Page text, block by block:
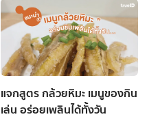
แจกสูตร กล้วยหิมะ เมนูของกิน
เล่น อร่อยเพลินได้ทั้งวัน